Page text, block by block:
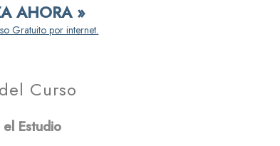
AHORA »
Gratuito por internet.
Curso
Estudio